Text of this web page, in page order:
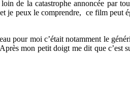
de la catastrophe annoncée par
peux le comprendre, ce film peut
pour moi c’était notamment le
mon petit doigt me dit que